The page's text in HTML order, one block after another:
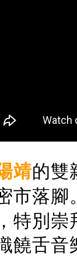
靖的雙
市落腳
特別崇
饒舌音